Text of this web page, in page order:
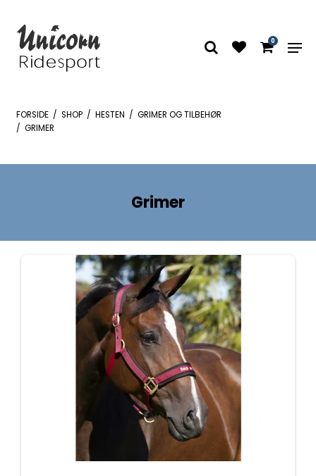
0
FORSIDE / SHOP / HESTEN / GRIMER OG TILBEHØR
/ GRIMER
Grimer